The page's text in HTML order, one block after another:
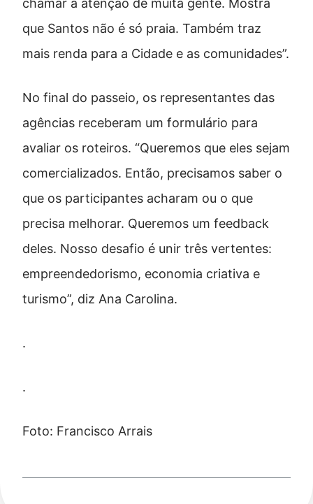
chamar a atenção de muita gente. Mostra
que Santos não é só praia. Também traz
mais renda para a Cidade e as comunidades”.
No final do passeio, os representantes das
agências receberam um formulário para
avaliar os roteiros. “Queremos que eles sejam
comercializados. Então, precisamos saber o
que os participantes acharam ou o que
precisa melhorar. Queremos um feedback
deles. Nosso desafio é unir três vertentes:
empreendedorismo, economia criativa e
turismo”, diz Ana Carolina.
.
.
Foto: Francisco Arrais